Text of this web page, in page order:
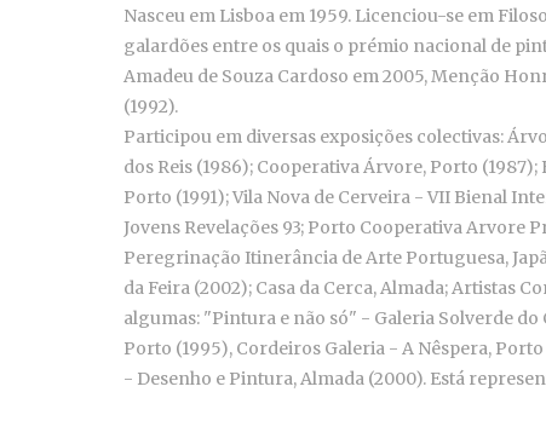
Nasceu em Lisboa em 1959. Licenciou-se em
galardões entre os quais o prémio nacional de
Amadeu de Souza Cardoso em 2005, Menção
(1992).
Participou em diversas exposições colectivas:
dos Reis (1986); Cooperativa Árvore, Porto
Porto (1991); Vila Nova de Cerveira - VII Bienal
Jovens Revelações 93; Porto Cooperativa Arvore
Peregrinação Itinerância de Arte Portuguesa,
da Feira (2002); Casa da Cerca, Almada; Artistas
algumas: "Pintura e não só" - Galeria Solverde do
Porto (1995), Cordeiros Galeria - A Nêspera,
- Desenho e Pintura, Almada (2000). Está